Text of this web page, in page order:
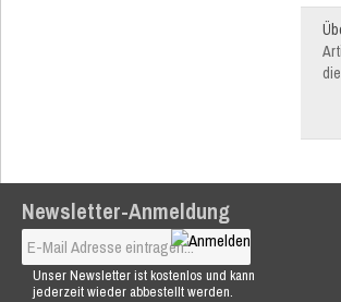
Newsletter-Anmeldung
Unser Newsletter ist kostenlos und kann
jederzeit wieder abbestellt werden.